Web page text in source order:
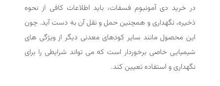
در خرید دی آمونیوم فسفات، باید اطلاعات کافی از نحوه
ذخیره، نگهداری و همچنین حمل و نقل آن به دست آید. چون
این محصول مانند سایر کودهای معدنی دیگر از ویژگی های
شیمیایی خاصی برخوردار است که می تواند شرایطی را برای
نگهداری و استفاده تعیین کند.